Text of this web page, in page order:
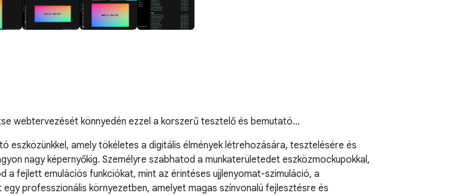
webtervezését könnyedén ezzel a korszerű tesztelő és bemutató…
eszközünkkel, amely tökéletes a digitális élmények létrehozására, tesztelésére és
nagy képernyőkig. Személyre szabhatod a munkaterületedet eszközmockupokkal,
fejlett emulációs funkciókat, mint az érintéses ujjlenyomat-szimuláció, a
professzionális környezetben, amelyet magas színvonalú fejlesztésre és